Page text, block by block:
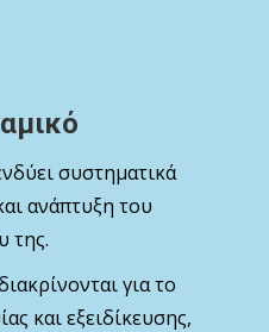
συστηματικά
ανάπτυξη του
της.
για το
και εξειδίκευσης,